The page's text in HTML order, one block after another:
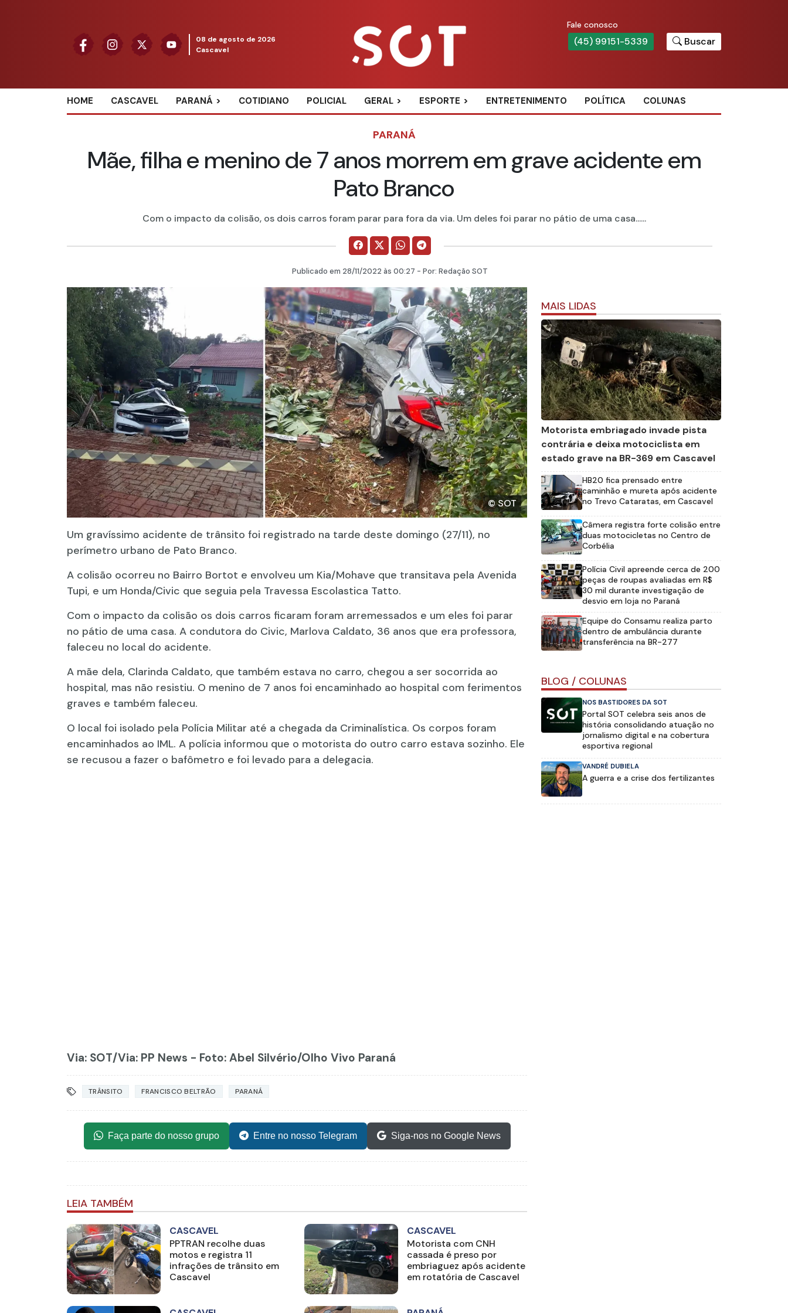
08 de agosto de 2026
Cascavel
Fale conosco
(45) 99151-5339 Buscar
HOME CASCAVEL PARANÁ COTIDIANO POLICIAL GERAL ESPORTE ENTRETENIMENTO POLÍTICA COLUNAS
PARANÁ
Mãe, filha e menino de 7 anos morrem em grave acidente em
Pato Branco
Com o impacto da colisão, os dois carros foram parar para fora da via. Um deles foi parar no pátio de uma casa......
Publicado em 28/11/2022 às 00:27 - Por: Redação SOT
© SOT
Um gravíssimo acidente de trânsito foi registrado na tarde deste domingo (27/11), no
perímetro urbano de Pato Branco.
A colisão ocorreu no Bairro Bortot e envolveu um Kia/Mohave que transitava pela Avenida
Tupi, e um Honda/Civic que seguia pela Travessa Escolastica Tatto.
Com o impacto da colisão os dois carros ficaram foram arremessados e um eles foi parar
no pátio de uma casa. A condutora do Civic, Marlova Caldato, 36 anos que era professora,
faleceu no local do acidente.
A mãe dela, Clarinda Caldato, que também estava no carro, chegou a ser socorrida ao
hospital, mas não resistiu. O menino de 7 anos foi encaminhado ao hospital com ferimentos
graves e também faleceu.
O local foi isolado pela Polícia Militar até a chegada da Criminalística. Os corpos foram
encaminhados ao IML. A polícia informou que o motorista do outro carro estava sozinho. Ele
se recusou a fazer o bafômetro e foi levado para a delegacia.
Via: SOT/Via: PP News - Foto: Abel Silvério/Olho Vivo Paraná
TRÂNSITO FRANCISCO BELTRÃO PARANÁ
Faça parte do nosso grupo Entre no nosso Telegram Siga-nos no Google News
LEIA TAMBÉM
CASCAVEL
PPTRAN recolhe duas
motos e registra 11
infrações de trânsito em
Cascavel
CASCAVEL
Motorista com CNH
cassada é preso por
embriaguez após acidente
em rotatória de Cascavel
MAIS LIDAS
Motorista embriagado invade pista
contrária e deixa motociclista em
estado grave na BR-369 em Cascavel
HB20 fica prensado entre
caminhão e mureta após acidente
no Trevo Cataratas, em Cascavel
Câmera registra forte colisão entre
duas motocicletas no Centro de
Corbélia
Polícia Civil apreende cerca de 200
peças de roupas avaliadas em R$
30 mil durante investigação de
desvio em loja no Paraná
Equipe do Consamu realiza parto
dentro de ambulância durante
transferência na BR-277
BLOG / COLUNAS
NOS BASTIDORES DA SOT
Portal SOT celebra seis anos de
história consolidando atuação no
jornalismo digital e na cobertura
esportiva regional
VANDRÉ DUBIELA
A guerra e a crise dos fertilizantes